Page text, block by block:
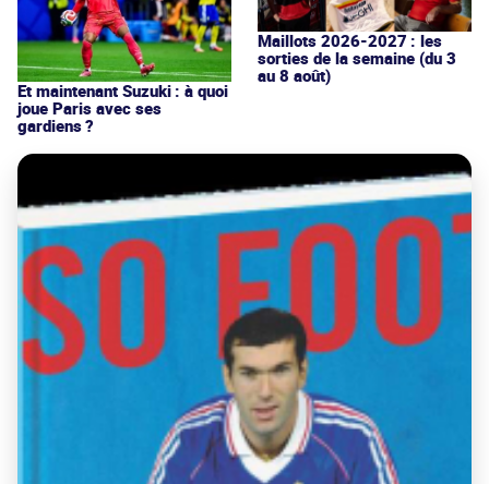
Et maintenant Suzuki : à quoi
joue Paris avec ses
gardiens ?
Maillots 2026-2027 : les
sorties de la semaine (du 3
au 8 août)